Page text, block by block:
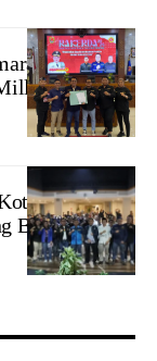
Jadi
Gen Z
Semarang
Barat